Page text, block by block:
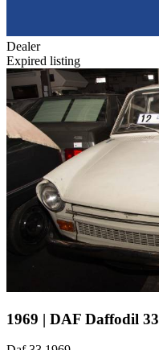
Dealer
Expired listing
1969 | DAF Daffodil 33